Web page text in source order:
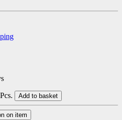
Pcs. Add to basket
on item